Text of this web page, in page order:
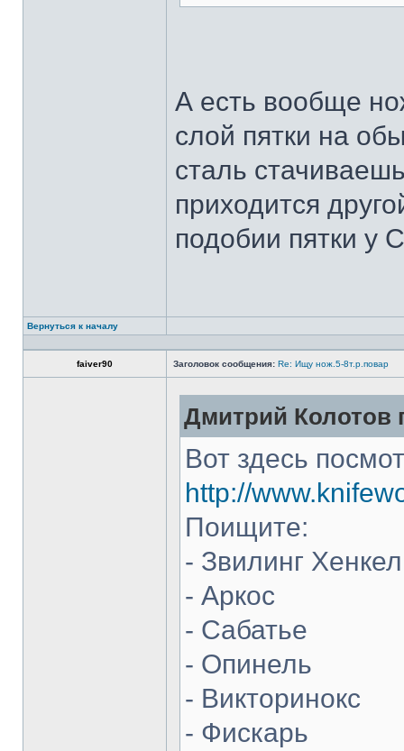
А есть вообще
слой пятки на
сталь
приходится
подобии пятки у
Вернуться к началу
faiver90 Заголовок сообщения: Re: Ищу нож.5-8т.р.повар
Дмитрий Колотов
Вот здесь
http://
Поищите:
- Звилинг
- Аркос
- Сабатье
- Опинель
- Викторинокс
- Фискарь